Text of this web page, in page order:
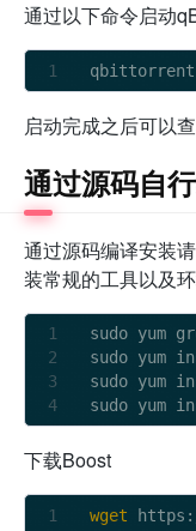
通过以下命令启动
qbittorrent
启动完成之后可以
通过源码自
通过源码编译安装
装常规的工具以及
sudo yum
sudo yum
sudo yum
sudo yum
下载Boost
wget